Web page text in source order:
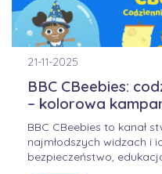
21-11-2025
BBC CBeebies:
– kolorowa
BBC CBeebies to kanał
najmłodszych widzach i
bezpieczeństwo,